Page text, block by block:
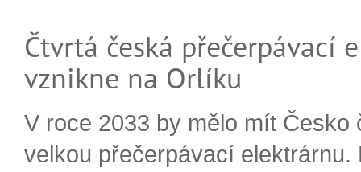
Čtvrtá česká přečerpávací
vznikne na Orlíku
V roce 2033 by mělo mít Česko
velkou přečerpávací elektrárnu.